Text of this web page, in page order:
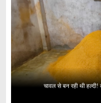
चावल से बन रही थी